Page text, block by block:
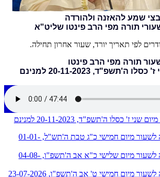
שמע להאזנה ולהורדה
תורה מפי הרב פינטו שליט"א
לפי תאריך יורד, שעור אחרון תחילה.
תורה מפי הרב פינטו
20-11-2023 למנינם
ז' כסלו ה'תשפ"ד, 20-11-2023 למנינם
לחץ להאזנה לשעור מיום חמישי כ"ג טבת ה'תש"ל, 01-01-
לחץ להאזנה לשעור מיום שלישי כ"א אב ה'תשפ"ו, 04-08-
לחץ להאזנה לשעור מיום חמישי ט' אב ה'תשפ"ו, 23-07-2026